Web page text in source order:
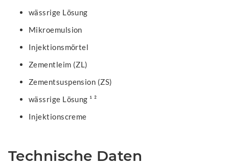
wässrige Lösung
Mikroemulsion
Injektionsmörtel
Zementleim (ZL)
Zementsuspension (ZS)
wässrige Lösung ¹ ²
Injektionscreme
Technische Daten